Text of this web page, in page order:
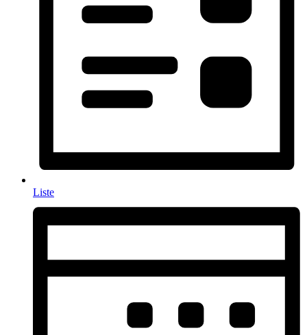
Liste